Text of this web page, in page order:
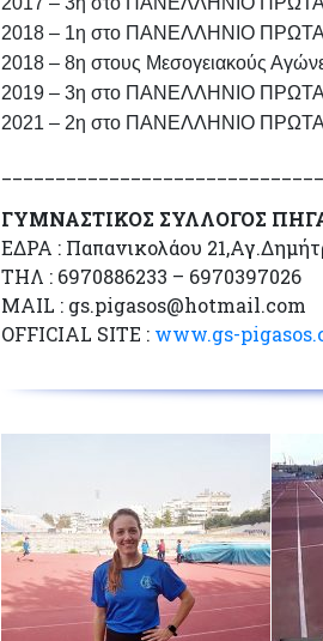
2018 – 1η στο ΠΑΝΕΛΛΗΝΙΟ
2018 – 8η στους Μεσογειακούς
2019 – 3η στο ΠΑΝΕΛΛΗΝΙΟ
2021 – 2η στο ΠΑΝΕΛΛΗΝΙΟ
ΓΥΜΝΑΣΤΙΚΟΣ ΣΥΛΛΟΓΟΣ
ΕΔΡΑ : Παπανικολάου
ΤΗΛ : 6970886233 – 6970397026
MAIL : gs.pigasos@hotmail.com
OFFICIAL SITE : www.gs-